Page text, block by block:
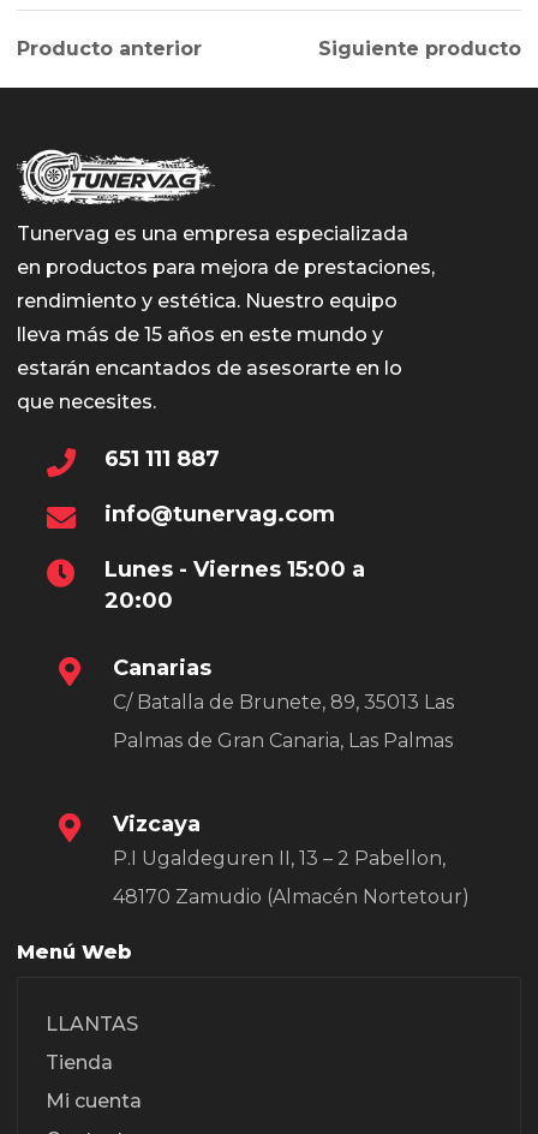
Producto anterior Siguiente producto
Tunervag es una empresa especializada
en productos para mejora de prestaciones,
rendimiento y estética. Nuestro equipo
lleva más de 15 años en este mundo y
estarán encantados de asesorarte en lo
que necesites.
651 111 887
info@tunervag.com
Lunes - Viernes 15:00 a
20:00
Canarias
C/ Batalla de Brunete, 89, 35013 Las
Palmas de Gran Canaria, Las Palmas
Vizcaya
P.I Ugaldeguren II, 13 – 2 Pabellon,
48170 Zamudio (Almacén Nortetour)
Menú Web
LLANTAS
Tienda
Mi cuenta